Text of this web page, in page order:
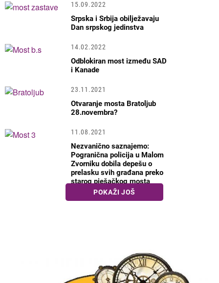
15.09.2022
Srpska i Srbija obilježavaju
Dan srpskog jedinstva
14.02.2022
Odblokiran most između SAD
i Kanade
23.11.2021
Otvaranje mosta Bratoljub
28.novembra?
11.08.2021
Nezvanično saznajemo:
Pogranična policija u Malom
Zvorniku dobila depešu o
prelasku svih građana preko
starog pješačkog mosta
POKAŽI JOŠ